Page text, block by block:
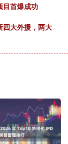
目首爆成功
四大外援，两大